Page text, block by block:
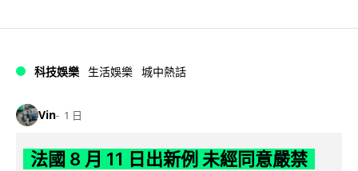
科技娛樂 生活娛樂 城中熱話
Vin 1 日
法國 8 月 11 日出新例 未經同意嚴禁